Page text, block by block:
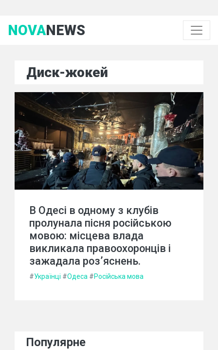
NOVANEWS
Диск-жокей
В Одесі в одному з клубів
пролунала пісня російською
мовою: місцева влада
викликала правоохоронців і
зажадала роз’яснень.
#Українці #Одеса #Російська мова
Популярне